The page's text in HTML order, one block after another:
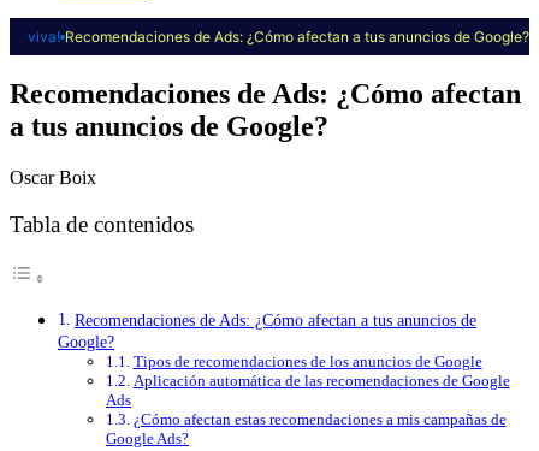
viva! Recomendaciones de Ads: ¿Cómo afectan a tus anuncios de Google?
Recomendaciones de Ads: ¿Cómo afectan
a tus anuncios de Google?
Oscar Boix
Tabla de contenidos
Recomendaciones de Ads: ¿Cómo afectan a tus anuncios de
Google?
Tipos de recomendaciones de los anuncios de Google
Aplicación automática de las recomendaciones de Google
Ads
¿Cómo afectan estas recomendaciones a mis campañas de
Google Ads?